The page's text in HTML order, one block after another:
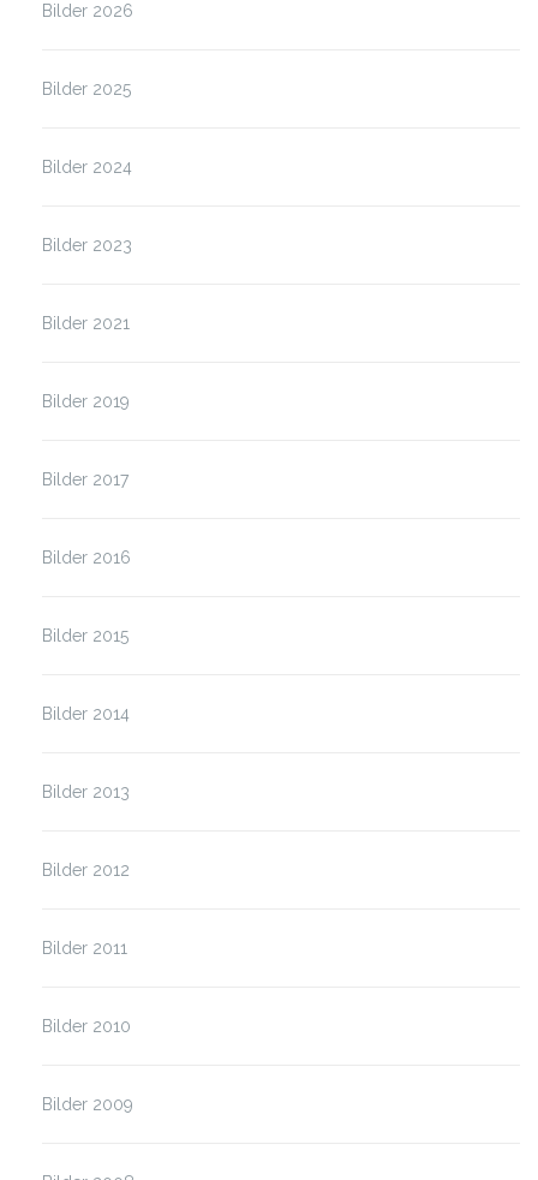
Bilder 2026
Bilder 2025
Bilder 2024
Bilder 2023
Bilder 2021
Bilder 2019
Bilder 2017
Bilder 2016
Bilder 2015
Bilder 2014
Bilder 2013
Bilder 2012
Bilder 2011
Bilder 2010
Bilder 2009